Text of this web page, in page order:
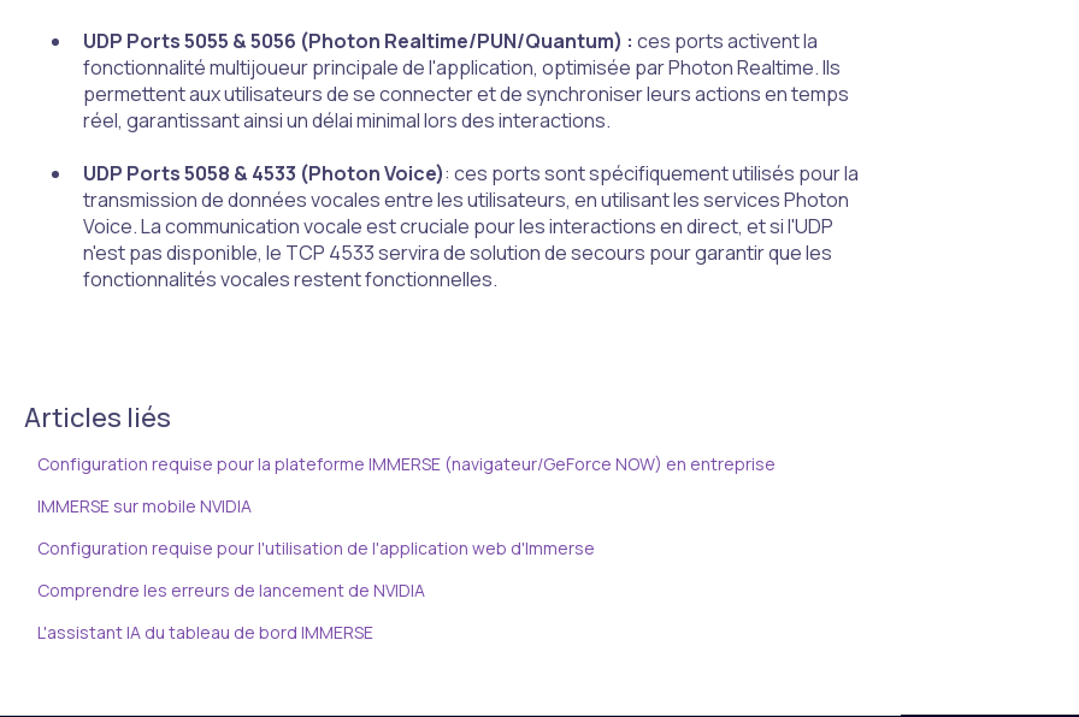
UDP Ports 5055 & 5056 (Photon Realtime/PUN/Quantum) : ces ports activent la
fonctionnalité multijoueur principale de l'application, optimisée par Photon Realtime. Ils
permettent aux utilisateurs de se connecter et de synchroniser leurs actions en temps
réel, garantissant ainsi un délai minimal lors des interactions.
UDP Ports 5058 & 4533 (Photon Voice): ces ports sont spécifiquement utilisés pour la
transmission de données vocales entre les utilisateurs, en utilisant les services Photon
Voice. La communication vocale est cruciale pour les interactions en direct, et si l'UDP
n'est pas disponible, le TCP 4533 servira de solution de secours pour garantir que les
fonctionnalités vocales restent fonctionnelles.
Articles liés
Configuration requise pour la plateforme IMMERSE (navigateur/GeForce NOW) en entreprise
IMMERSE sur mobile NVIDIA
Configuration requise pour l'utilisation de l'application web d'Immerse
Comprendre les erreurs de lancement de NVIDIA
L'assistant IA du tableau de bord IMMERSE